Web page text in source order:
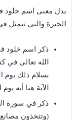
يدل معنى اسم خلود
الخيرة والتي تتمثل
ذكر اسم خلود
الله تعالى في
الآية هنا أنه
(وتتخذون